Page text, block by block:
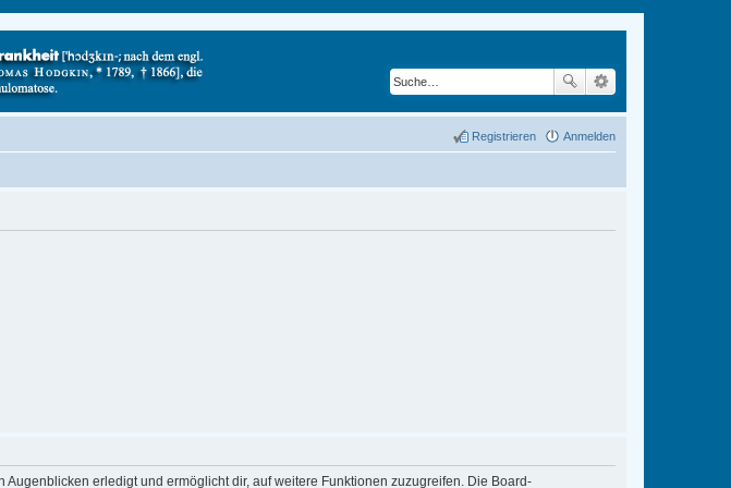
Anmelden
Registrieren
erledigt und ermöglicht dir, auf weitere Funktionen zuzugreifen. Die Board-